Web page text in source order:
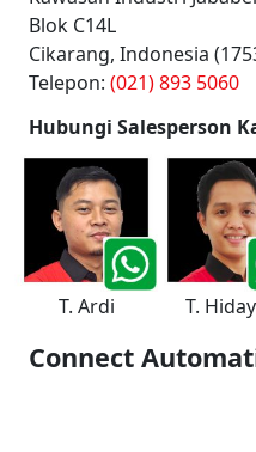
Blok C14L
Cikarang, Indonesia
Telepon: (021) 893 5060
Hubungi Salesperson
T. Ardi T.
Connect